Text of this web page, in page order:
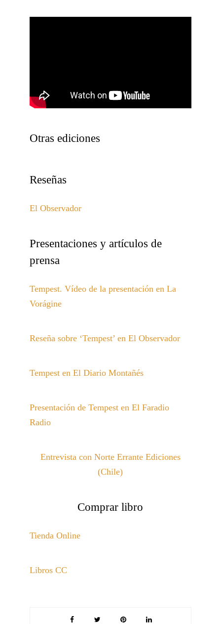
Otras ediciones
Reseñas
El Observador
Presentaciones y artículos de
prensa
Tempest. Vídeo de la presentación en La
Vorágine
Reseña sobre ‘Tempest’ en El Observador
Tempest en El Diario Montañés
Presentación de Tempest en El Faradio
Radio
Entrevista con Norte Errante Ediciones
(Chile)
Comprar libro
Tienda Online
Libros CC